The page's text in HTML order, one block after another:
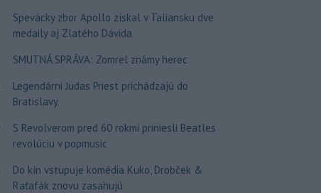
Spevácky zbor Apollo získal v Taliansku dve
medaily aj Zlatého Dávida
SMUTNÁ SPRÁVA: Zomrel známy herec
Legendárni Judas Priest prichádzajú do
Bratislavy
S Revolverom pred 60 rokmi priniesli Beatles
revolúciu v popmusic
Do kín vstupuje komédia Kuko, Drobček &
Raťafák znovu zasahujú